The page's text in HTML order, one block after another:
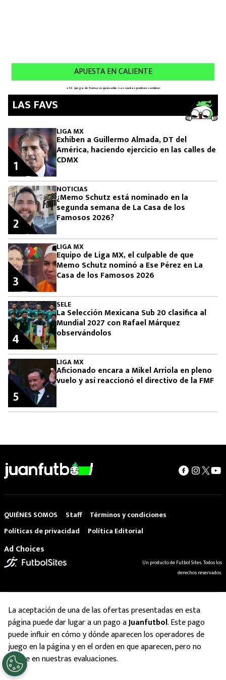
LAS FAVS
LIGA MX
Exhiben a Guillermo Almada, DT del
América, haciendo ejercicio en las calles de
CDMX
1
NOTICIAS
¿Memo Schutz está nominado en la
segunda semana de La Casa de los
Famosos 2026?
2
LIGA MX
Equipo de Liga MX, el culpable de que
Memo Schutz nominó a Ese Pérez en La
Casa de los Famosos 2026
3
SELE
La Selección Mexicana Sub 20 clasifica al
Mundial 2027 con Rafael Márquez
observándolos
4
LIGA MX
Aficionado encara a Mikel Arriola en pleno
vuelo y así reaccionó el directivo de la FMF
5
QUIÉNES SOMOS Staff
Términos y condiciones
Políticas de privacidad
Política Editorial
Ad Choices
Un producto de Futbol Sites. Todos los
derechos reservados.
La aceptación de una de las ofertas presentadas en esta
página puede dar lugar a un pago aJuanfutbol. Este pago
puede influir en cómo y dónde aparecen los operadores de
juego en la página y en el orden en que aparecen, pero no
influye en nuestras evaluaciones.